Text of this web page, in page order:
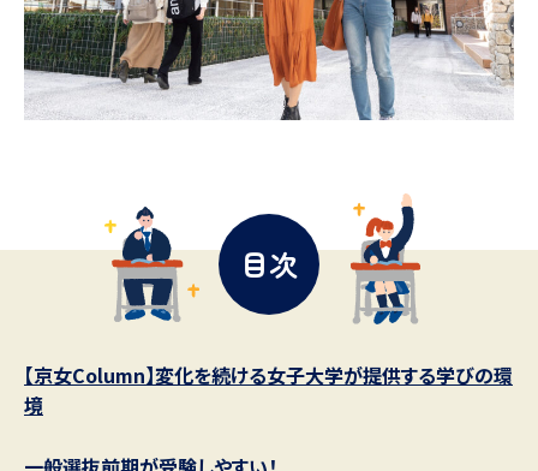
新増設大学・学部・学科特集
国際・グローバルに強い大学特
集
データサイエンス特集 奨学金・特待生制度特集
新学年スタート号特集ページ
新学年スタート号特集ページ
（高2生用）
オープンキャンパスなどを調べる
来場型・Web型イベント特集
目次
【京女Column】変化を続ける女子大学が提供する学びの環
境